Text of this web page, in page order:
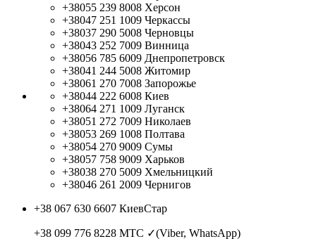
+38055 239 8008 Херсон
+38047 251 1009 Черкассы
+38037 290 5008 Черновцы
+38043 252 7009 Винница
+38056 785 6009 Днепропетровск
+38041 244 5008 Житомир
+38061 270 7008 Запорожье
+38044 222 6008 Киев
+38064 271 1009 Луганск
+38051 272 7009 Николаев
+38053 269 1008 Полтава
+38054 270 9009 Сумы
+38057 758 9009 Харьков
+38038 270 5009 Хмельницкий
+38046 261 2009 Чернигов
+38 067 630 6607 КиевСтар
+38 099 776 8228 МТС ✓(Viber, WhatsApp)